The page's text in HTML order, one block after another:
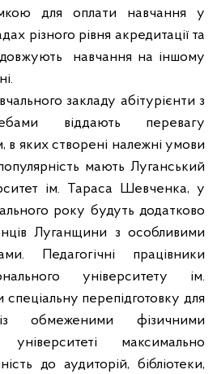
для оплати навчання у
різного рівня акредитації та
навчання на іншому
закладу абітурієнти з
віддають перевагу
в яких створені належні умови
мають Луганський
ім. Тараса Шевченка, у
року будуть додатково
Луганщини з особливими
Педагогічні працівники
університету ім.
перепідготовку для
обмеженими фізичними
максимально
до аудиторій, бібліотеки,